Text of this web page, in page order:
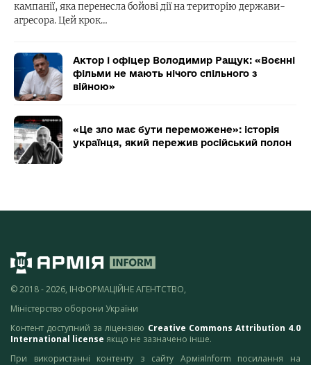
кампанії, яка перенесла бойові дії на територію держави-
агресора. Цей крок…
Актор і офіцер Володимир Ращук: «Воєнні
фільми не мають нічого спільного з
війною»
«Це зло має бути переможене»: історія
українця, який пережив російський полон
© 2018 - 2026, ІНФОРМАЦІЙНЕ АГЕНТСТВО,
Міністерство оборони України
Контент доступний за ліцензією Creative Commons Attribution 4.0
International license якщо не зазначено інше.
При використанні контенту з сайту АрміяInform посилання на